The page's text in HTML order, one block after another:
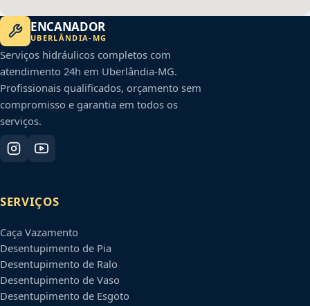
ENCANADOR
UBERLÂNDIA- MG
Serviços hidráulicos completos com
atendimento 24h em Uberlândia-MG.
Profissionais qualificados, orçamento sem
compromisso e garantia em todos os
serviços.
SERVIÇOS
Caça Vazamento
Desentupimento de Pia
Desentupimento de Ralo
Desentupimento de Vaso
Desentupimento de Esgoto